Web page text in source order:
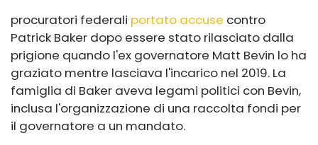
procuratori federali portato accuse contro
Patrick Baker dopo essere stato rilasciato dalla
prigione quando l'ex governatore Matt Bevin lo ha
graziato mentre lasciava l'incarico nel 2019. La
famiglia di Baker aveva legami politici con Bevin,
inclusa l'organizzazione di una raccolta fondi per
il governatore a un mandato.